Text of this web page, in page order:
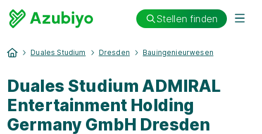
Stellen finden
Duales Studium Dresden Bauingenieurwesen
Duales Studium ADMIRAL
Entertainment Holding
Germany GmbH Dresden